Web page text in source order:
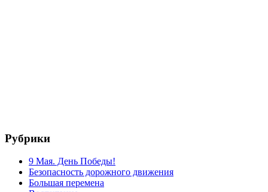
Рубрики
9 Мая. День Победы!
Безопасность дорожного движения
Большая перемена